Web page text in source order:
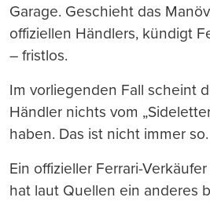
Garage. Geschieht das
offiziellen Händlers, kündigt
– fristlos.
Im vorliegenden Fall scheint
Händler nichts vom
haben. Das ist nicht immer so.
Ein offizieller Ferrari-
hat laut Quellen ein anderes